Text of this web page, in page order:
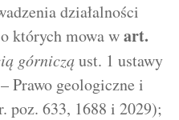
działalności
których mowa wart.
górnicząust. 1 ustawy
Prawo geologiczne i
poz. 633, 1688 i 2029);